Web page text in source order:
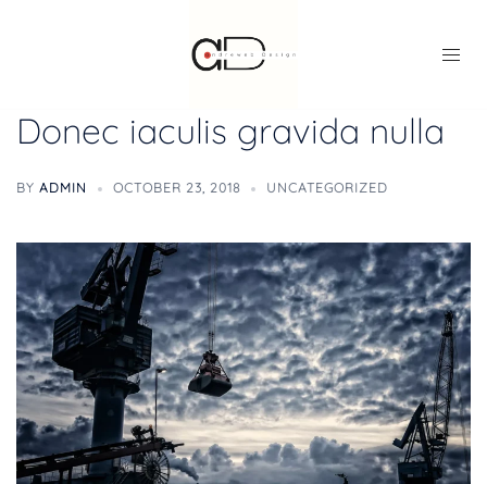
Donec iaculis gravida nulla
BY ADMIN OCTOBER 23, 2018 UNCATEGORIZED